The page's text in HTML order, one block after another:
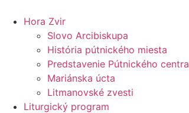
Hora Zvir
Slovo Arcibiskupa
História pútnického miesta
Predstavenie Pútnického centra
Mariánska úcta
Litmanovské zvesti
Liturgický program